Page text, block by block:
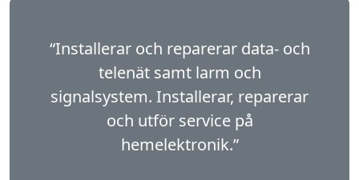
“Installerar och reparerar data- och
telenät samt larm och
signalsystem. Installerar, reparerar
och utför service på
hemelektronik.”